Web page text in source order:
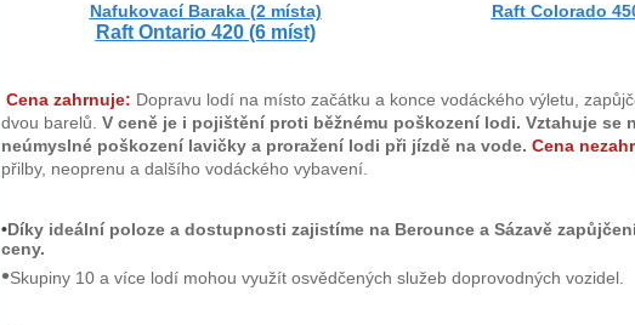
Nafukovací Baraka (2 místa) Raft Colorado
Raft Ontario 420 (6 míst)
Cena zahrnuje: Dopravu lodí na místo začátku a konce vodáckého výletu,
dvou barelů. V ceně je i pojištění proti běžnému poškození lodi. Vztahuje se
neúmyslné poškození lavičky a proražení lodi při jízdě na vode. Cena
přilby, neoprenu a dalšího vodáckého vybavení.
•Díky ideální poloze a dostupnosti zajistíme na Berounce a Sázavě
ceny.
•Skupiny 10 a více lodí mohou využít osvědčených služeb doprovodných vozidel.